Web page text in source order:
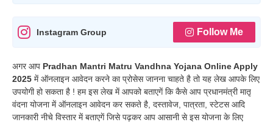
Instagram Group Follow Me
अगर आप Pradhan Mantri Matru Vandhna Yojana Online Apply
2025 में ऑनलाइन आवेदन करने का प्रोसेस जानना चाहते है तो यह लेख आपके लिए
उपयोगी हो सकता है ! हम इस लेख में आपको बताएगें कि कैसे आप प्रधानमंत्री मातृ
वंदना योजना में ऑनलाइन आवेदन कर सकते है, दस्तावेज, पात्रता, स्टेटस आदि
जानकारी नीचे विस्तार में बताएगें जिसे पढ़कर आप आसानी से इस योजना के लिए